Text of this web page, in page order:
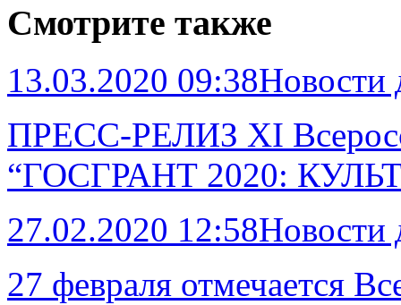
Смотрите также
13.03.2020 09:38
ПРЕСС-РЕЛИЗ XI
“ГОСГРАНТ 2020:
27.02.2020 12:58
27 февраля отмечается